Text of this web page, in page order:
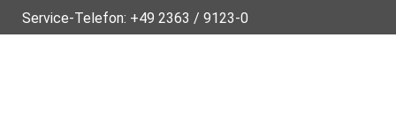
Service-Telefon: +49 2363 / 9123-0